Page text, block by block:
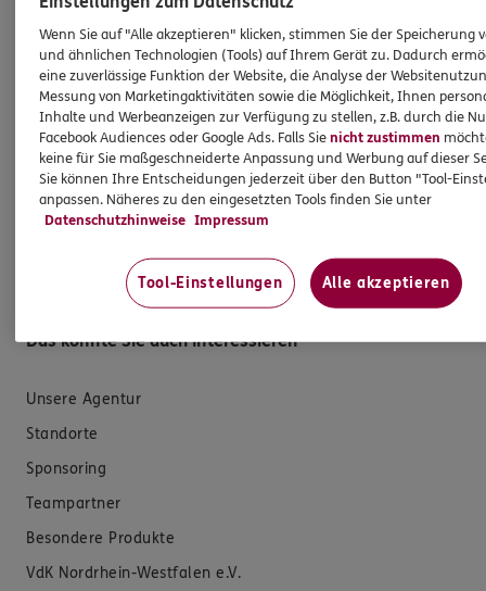
Versicherungen für Geschäftskunden
Hilfe & Services
E-Mail schreiben
Schaden melden
Erstkontaktinformationen
Datenverarbeitung
Das könnte Sie auch interessieren
Unsere Agentur
Standorte
Sponsoring
Teampartner
Besondere Produkte
VdK Nordrhein-Westfalen e.V.
Wenn Sie auf "Alle akzeptieren" klicken, stimmen Sie der Speicherung
und ähnlichen Technologien (Tools) auf Ihrem Gerät zu. Dadurch
eine zuverlässige Funktion der Website, die Analyse der
Messung von Marketingaktivitäten sowie die Möglichkeit, Ihnen
Inhalte und Werbeanzeigen zur Verfügung zu stellen, z.B. durch die
Facebook Audiences oder Google Ads. Falls Sienicht zustimmen
keine für Sie maßgeschneiderte Anpassung und Werbung auf dieser
Sie können Ihre Entscheidungen jederzeit über den Button "Tool-
anpassen. Näheres zu den eingesetzten Tools finden Sie unter
Datenschutzhinweise Impressum
Tool-Einstellungen Alle akzeptieren